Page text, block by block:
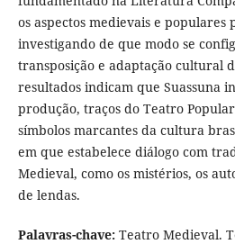
os aspectos medievais e populares
investigando de que modo se
transposição e adaptação cultural
resultados indicam que Suassuna
produção, traços do Teatro
símbolos marcantes da cultura
em que estabelece diálogo com
Medieval, como os mistérios, os
de lendas.
Palavras-chave: Teatro Medieval.